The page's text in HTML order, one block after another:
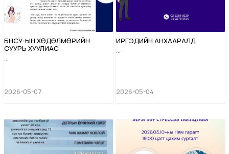
БНСУ-ЫН ХӨДӨЛМӨРИЙН
СУУРЬ ХУУЛИАС
2026-05-07
ИРГЭДИЙН АНХААРАЛД
2026-05-04